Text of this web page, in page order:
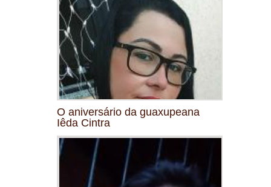
O aniversário da guaxupeana
Iêda Cintra